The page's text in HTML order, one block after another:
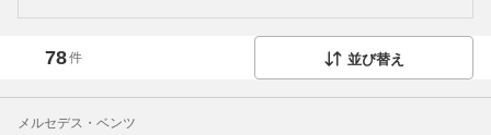
78件 並び替え
メルセデス・ベンツ